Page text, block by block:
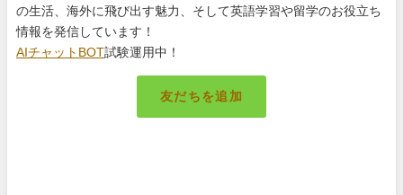
の生活、海外に飛び出す魅力、そして英語学習や留学のお役立ち
情報を発信しています！
AIチャットBOT試験運用中！
友だちを追加